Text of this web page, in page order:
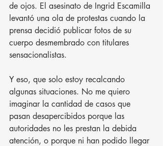
de ojos. El asesinato de Ingrid Escamilla
levantó una ola de protestas cuando la
prensa decidió publicar fotos de su
cuerpo desmembrado con titulares
sensacionalistas.
Y eso, que solo estoy recalcando
algunas situaciones. No me quiero
imaginar la cantidad de casos que
pasan desapercibidos porque las
autoridades no les prestan la debida
atención, o porque ni han podido llegar